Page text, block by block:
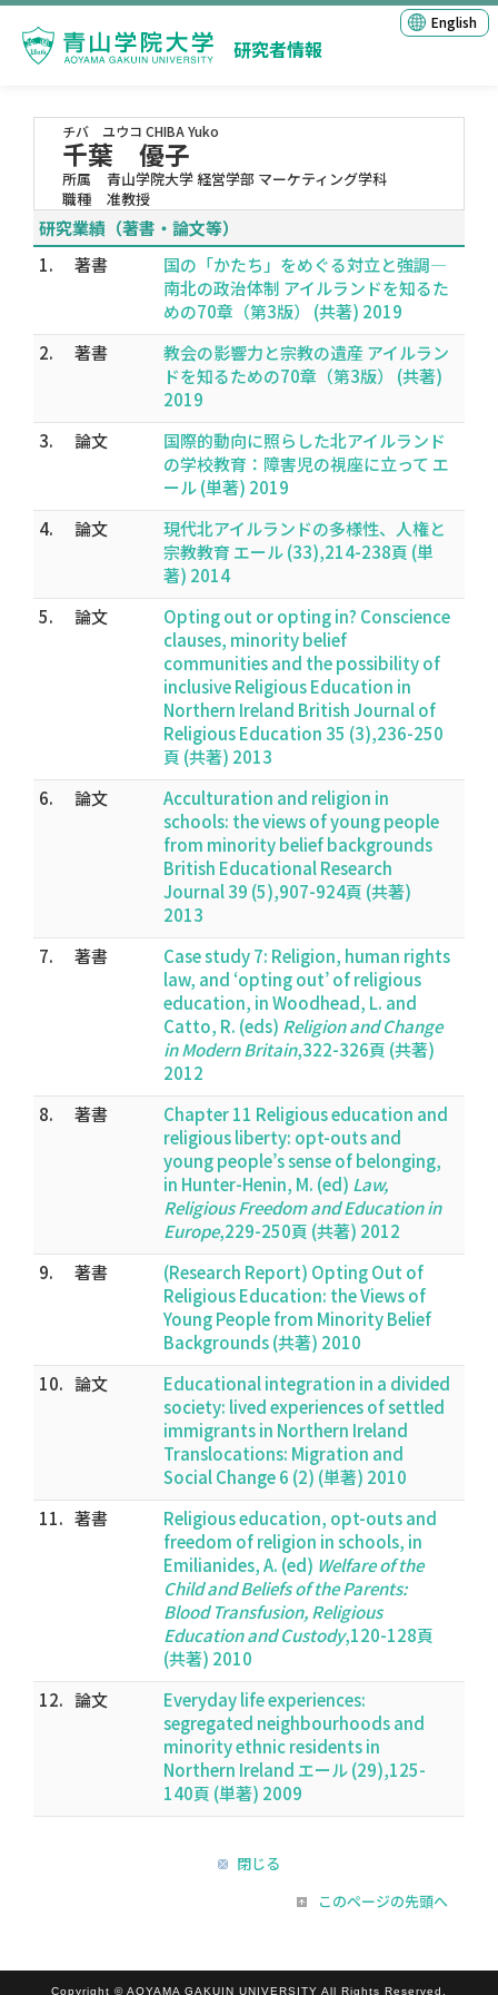
研究者情報
English
チバ ユウコ CHIBA Yuko
千葉 優子
所属
青山学院大学 経営学部 マーケティング学科
職種
准教授
研究業績（著書・論文等）
1.
著書
国の「かたち」をめぐる対立と強調―
南北の政治体制 アイルランドを知るた
めの70章（第3版） (共著) 2019
2.
著書
教会の影響力と宗教の遺産 アイルラン
ドを知るための70章（第3版） (共著)
2019
3.
論文
国際的動向に照らした北アイルランド
の学校教育：障害児の視座に立って エ
ール (単著) 2019
4.
論文
現代北アイルランドの多様性、人権と
宗教教育 エール (33),214-238頁 (単
著) 2014
5.
論文
Opting out or opting in? Conscience
clauses, minority belief
communities and the possibility of
inclusive Religious Education in
Northern Ireland British Journal of
Religious Education 35 (3),236-250
頁 (共著) 2013
6.
論文
Acculturation and religion in
schools: the views of young people
from minority belief backgrounds
British Educational Research
Journal 39 (5),907-924頁 (共著)
2013
7.
著書
Case study 7: Religion, human rights
law, and ‘opting out’ of religious
education, in Woodhead, L. and
Catto, R. (eds) Religion and Change
in Modern Britain,322-326頁 (共著)
2012
8.
著書
Chapter 11 Religious education and
religious liberty: opt-outs and
young people’s sense of belonging,
in Hunter-Henin, M. (ed) Law,
Religious Freedom and Education in
Europe,229-250頁 (共著) 2012
9.
著書
(Research Report) Opting Out of
Religious Education: the Views of
Young People from Minority Belief
Backgrounds (共著) 2010
10. 論文
Educational integration in a divided
society: lived experiences of settled
immigrants in Northern Ireland
Translocations: Migration and
Social Change 6 (2) (単著) 2010
11. 著書
Religious education, opt-outs and
freedom of religion in schools, in
Emilianides, A. (ed) Welfare of the
Child and Beliefs of the Parents:
Blood Transfusion, Religious
Education and Custody,120-128頁
(共著) 2010
12. 論文
Everyday life experiences:
segregated neighbourhoods and
minority ethnic residents in
Northern Ireland エール (29),125-
140頁 (単著) 2009
閉じる
このページの先頭へ
Copyright © AOYAMA GAKUIN UNIVERSITY All Rights Reserved.